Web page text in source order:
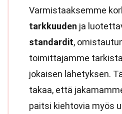
Varmistaaksemme
tarkkuuden ja
standardit,
toimittajamme
jokaisen lähetyksen.
takaa, että
paitsi kiehtovia myös